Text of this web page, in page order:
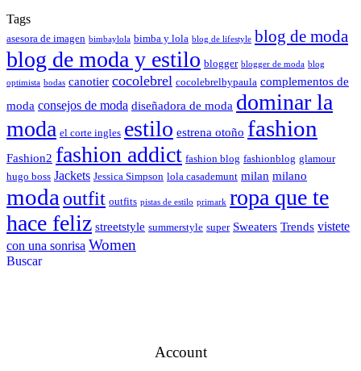
Tags
asesora de imagen bimbaylola bimba y lola blog de lifestyle blog de moda
blog de moda y estilo blogger blogger de moda blog
optimista bodas canotier cocolebrel cocolebrelbypaula complementos de
moda consejos de moda diseñadora de moda dominar la
moda el corte ingles estilo estrena otoño fashion
Fashion2 fashion addict fashion blog fashionblog glamour
hugo boss Jackets Jessica Simpson lola casademunt milan milano
moda outfit outfits pistas de estilo primark ropa que te
hace feliz streetstyle summerstyle super Sweaters Trends vistete
con una sonrisa Women
Buscar
Account